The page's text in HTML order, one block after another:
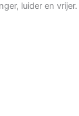
luider en